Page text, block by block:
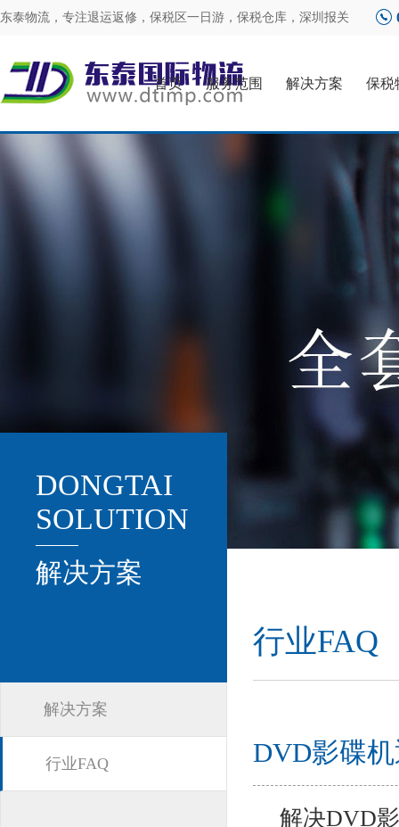
东泰物流，专注退运返修 ， 保税区一日游 ， 保税仓库 ， 深圳报关
首页 服务范围 解决方案 保税
DONGTAI
SOLUTION
解决方案
解决方案
行业FAQ
行业FAQ
DVD影碟
解决DVD